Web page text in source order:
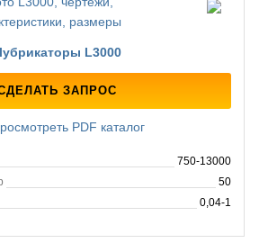
L3000
ЗАПРОС
PDF каталог
750-13000
50
0,04-1